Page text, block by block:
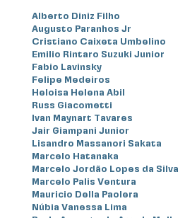
Alberto Diniz Filho
Augusto Paranhos Jr
Cristiano Caixeta Umbelino
Emilio Rintaro Suzuki Junior
Fabio Lavinsky
Felipe Medeiros
Heloisa Helena Abil
Russ Giacometti
Ivan Maynart Tavares
Jair Giampani Junior
Lisandro Massanori Sakata
Marcelo Hatanaka
Marcelo Jordão Lopes da Silva
Marcelo Palis Ventura
Mauricio Della Paolera
Núbia Vanessa Lima